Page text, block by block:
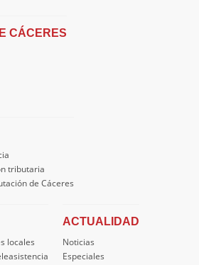
CÁCERES
tributaria
de Cáceres
locales
ACTUALIDAD
Noticias
Especiales